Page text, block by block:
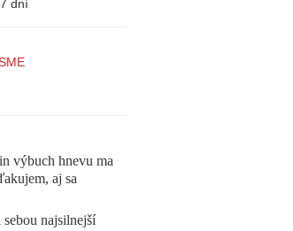
7 dní
výbuch hnevu ma
aj sa
najsilnejší